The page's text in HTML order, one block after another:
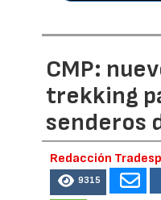
CMP:
trekking
senderos
Redacción
9315